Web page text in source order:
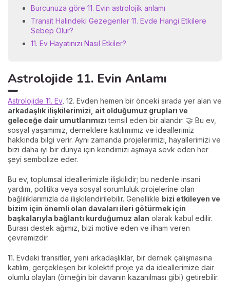
Burcunuza göre 11. Evin astrolojik anlamı
Transit Halindeki Gezegenler 11. Evde Hangi Etkilere
Sebep Olur?
11. Ev Hayatınızı Nasıl Etkiler?
Astrolojide 11. Evin Anlamı
Astrolojide 11. Ev, 12. Evden hemen bir önceki sırada yer alan ve
arkadaşlık ilişkilerimizi, ait olduğumuz grupları ve
geleceğe dair umutlarımızı temsil eden bir alandır. 🤝 Bu ev,
sosyal yaşamımız, derneklere katılımımız ve ideallerimiz
hakkında bilgi verir. Aynı zamanda projelerimizi, hayallerimizi ve
bizi daha iyi bir dünya için kendimizi aşmaya sevk eden her
şeyi sembolize eder.
Bu ev, toplumsal ideallerimizle ilişkilidir; bu nedenle insani
yardım, politika veya sosyal sorumluluk projelerine olan
bağlılıklarımızla da ilişkilendirilebilir. Genellikle bizi etkileyen ve
bizim için önemli olan davaları ileri götürmek için
başkalarıyla bağlantı kurduğumuz alan olarak kabul edilir.
Burası destek ağımız, bizi motive eden ve ilham veren
çevremizdir.
11. Evdeki transitler, yeni arkadaşlıklar, bir dernek çalışmasına
katılım, gerçekleşen bir kolektif proje ya da ideallerimize dair
olumlu olayları (örneğin bir davanın kazanılması gibi) getirebilir.